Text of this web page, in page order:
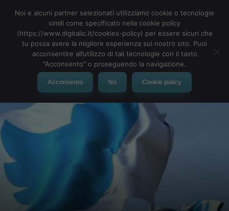
MENU
Noi e alcuni partner selezionati utilizziamo cookie o tecnologie
simili come specificato nella cookie policy
(https://www.digitalic.it/cookies-policy) per essere sicuri che
tu possa avere la migliore esperienza sul nostro sito. Puoi
acconsentire all’utilizzo di tali tecnologie con il tasto
"Acconsento" o proseguendo la navigazione.
Acconsento No Cookie policy